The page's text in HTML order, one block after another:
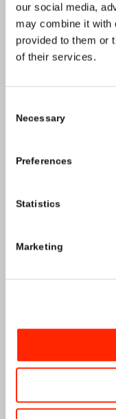
our social media,
may combine it with
provided to them or
of their services.
Selection
Necessary
Preferences
Statistics
Marketing